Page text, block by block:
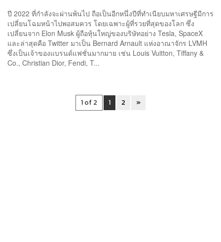
ปี 2022 ที่กำลังจะผ่านพ้นไป ถือเป็นอีกหนึ่งปีที่ทำเนียบมหาเศรษฐีมีการ
เปลี่ยนโฉมหน้าไปพอสมควร โดยเฉพาะผู้ที่รวยที่สุดของโลก ซึ่ง
เปลี่ยนจาก Elon Musk ผู้ถือหุ้นใหญ่ของบริษัทอย่าง Tesla, SpaceX
และล่าสุดคือ Twitter มาเป็น Bernard Arnault แห่งอาณาจักร LVMH
ซึ่งเป็นเจ้าของแบรนด์แฟชั่นมากมาย เช่น Louis Vuitton, Tiffany &
Co., Christian Dior, Fendi, T...
1 of 2 1 2 »